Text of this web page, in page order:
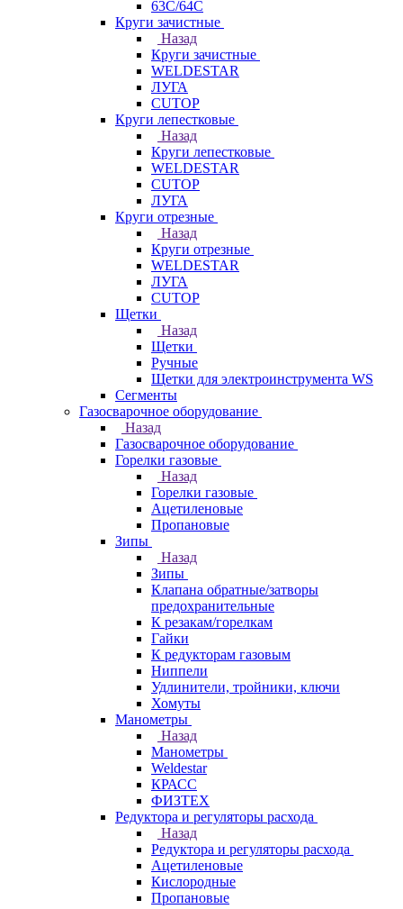
63С/64С
Круги зачистные
Назад
Круги зачистные
WELDESTAR
ЛУГА
CUTOP
Круги лепестковые
Назад
Круги лепестковые
WELDESTAR
CUTOP
ЛУГА
Круги отрезные
Назад
Круги отрезные
WELDESTAR
ЛУГА
CUTOP
Щетки
Назад
Щетки
Ручные
Щетки для электроинструмента WS
Сегменты
Газосварочное оборудование
Назад
Газосварочное оборудование
Горелки газовые
Назад
Горелки газовые
Ацетиленовые
Пропановые
Зипы
Назад
Зипы
Клапана обратные/затворы
предохранительные
К резакам/горелкам
Гайки
К редукторам газовым
Ниппели
Удлинители, тройники, ключи
Хомуты
Манометры
Назад
Манометры
Weldestar
КРАСС
ФИЗТЕХ
Редуктора и регуляторы расхода
Назад
Редуктора и регуляторы расхода
Ацетиленовые
Кислородные
Пропановые